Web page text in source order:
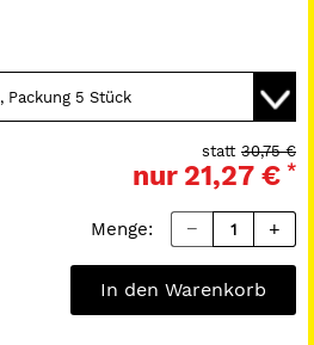
30,75 €
statt
nur 21,27 € *
Menge:
In den Warenkorb